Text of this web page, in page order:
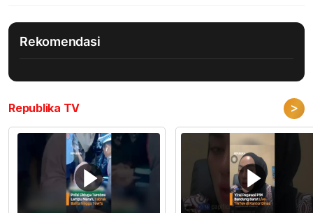
Rekomendasi
Republika TV >